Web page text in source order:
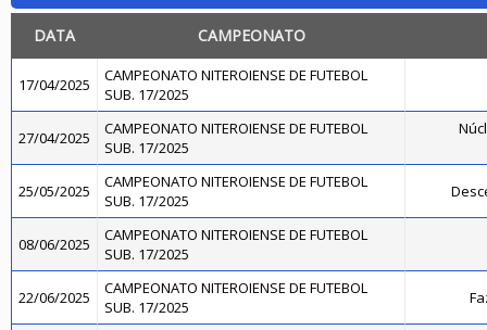
DATA CAMPEONATO
17/04/2025
CAMPEONATO NITEROIENSE DE FUTEBOL
SUB. 17/2025
27/04/2025
CAMPEONATO NITEROIENSE DE FUTEBOL
SUB. 17/2025
25/05/2025
CAMPEONATO NITEROIENSE DE FUTEBOL
SUB. 17/2025
08/06/2025
CAMPEONATO NITEROIENSE DE FUTEBOL
SUB. 17/2025
22/06/2025
CAMPEONATO NITEROIENSE DE FUTEBOL
SUB. 17/2025